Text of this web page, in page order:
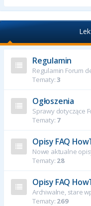
Regulamin
Regulamin Forum
Tematy:3
Ogłoszenia
Sprawy dotyczące
Tematy: 7
Opisy FAQ
Nowe aktualne
Tematy: 28
Opisy FAQ
Archiwalne, stare
Tematy: 269